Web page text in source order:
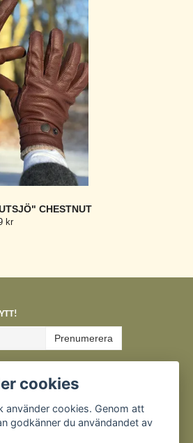
CHESTNUT
kr
Prenumerera
cookies
använder cookies. Genom att
godkänner du användandet av